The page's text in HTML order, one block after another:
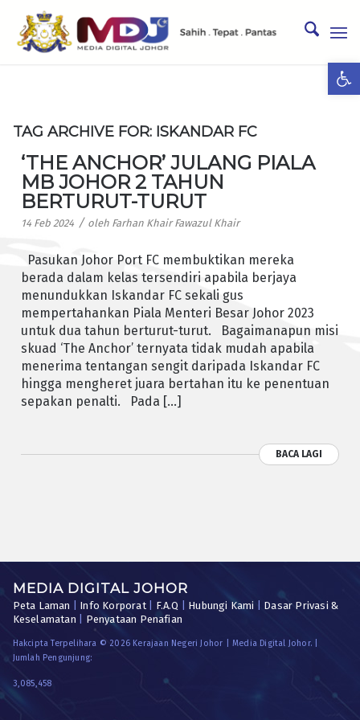
TAG ARCHIVE FOR: ISKANDAR FC
‘THE ANCHOR’ JULANG PIALA
MB JOHOR 2 TAHUN
BERTURUT-TURUT
14 Feb 2024 / oleh Farhan Khair Fawazul Khair
Pasukan Johor Port FC membuktikan mereka
berada dalam kelas tersendiri apabila berjaya
menundukkan Iskandar FC sekali gus
mempertahankan Piala Menteri Besar Johor 2023
untuk dua tahun berturut-turut. Bagaimanapun misi
skuad ‘The Anchor’ ternyata tidak mudah apabila
menerima tentangan sengit daripada Iskandar FC
hingga mengheret juara bertahan itu ke penentuan
sepakan penalti. Pada […]
BACA LAGI
MEDIA DIGITAL JOHOR
Peta Laman Info Korporat| F.A.Q Hubungi Kami
Dasar Privasi &
Keselamatan
Penyataan Penafian
Hakcipta Terpelihara © 2026 Kerajaan Negeri Johor | Media Digital Johor. |
Jumlah Pengunjung:
3,085,458